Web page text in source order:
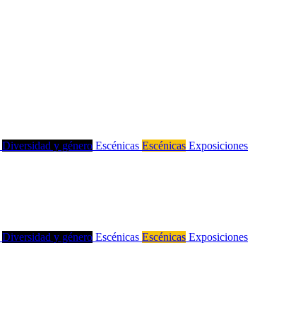
Diversidad y género Escénicas Escénicas Exposiciones
Diversidad y género Escénicas Escénicas Exposiciones